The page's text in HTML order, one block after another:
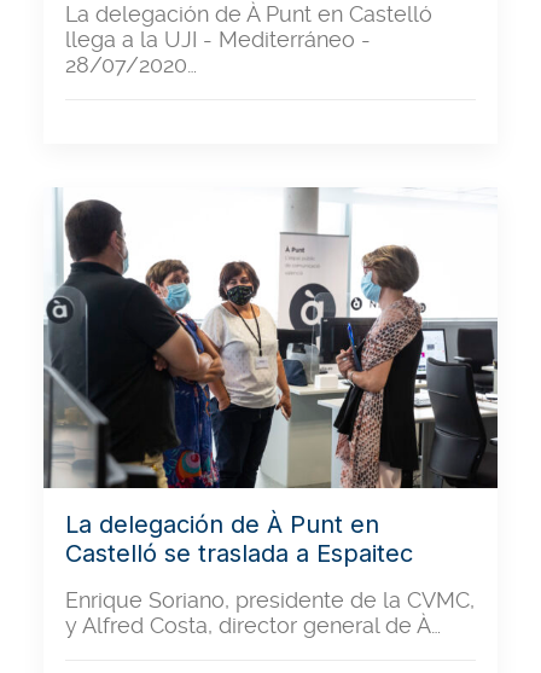
La delegación de À Punt en Castelló
llega a la UJI - Mediterráneo -
28/07/2020…
La delegación de À Punt en
Castelló se traslada a Espaitec
Enrique Soriano, presidente de la CVMC,
y Alfred Costa, director general de À…